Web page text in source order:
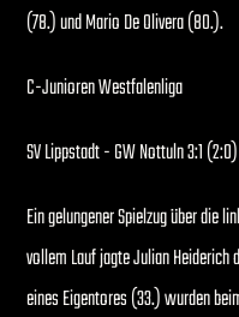
(78.) und Mario De Olivera (80.).
C-Junioren Westfalenliga
SV Lippstadt - GW Nottuln 3:1 (2:0)
Ein gelungener Spielzug über die
vollem Lauf jagte Julian Heiderich
eines Eigentores (33.) wurden